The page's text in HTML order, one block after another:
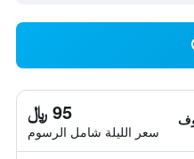
95 ﷼
سعر الليلة شامل الرسوم